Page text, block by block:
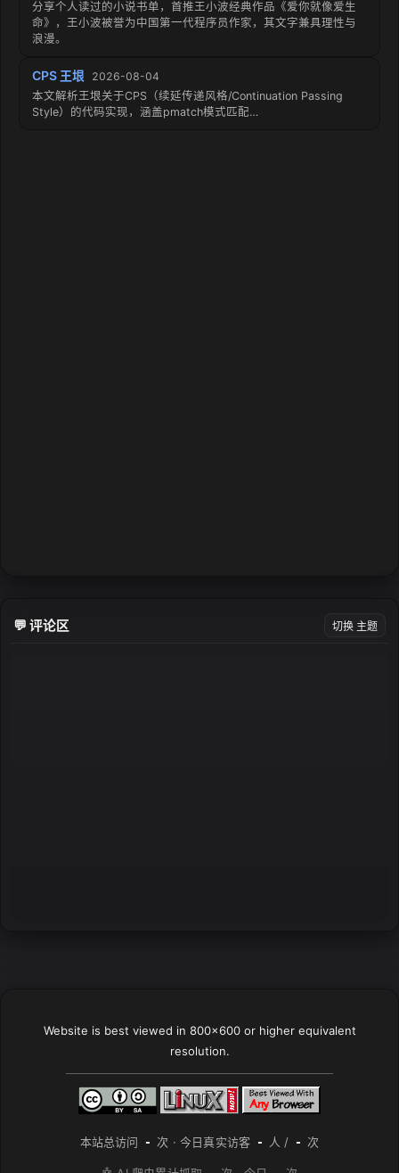
分享个人读过的小说书单，首推王小波经典作品《爱你就像爱生
命》，王小波被誉为中国第一代程序员作家，其文字兼具理性与
浪漫。
CPS 王垠
2026-08-04
本文解析王垠关于CPS（续延传递风格/Continuation Passing
Style）的代码实现，涵盖pmatch模式匹配…
💬 评论区 切换 主题
Website is best viewed in 800x600 or higher equivalent
resolution.
本站总访问 - 次 · 今日真实访客 - 人 / - 次